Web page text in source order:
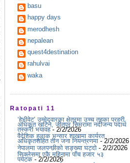
basu
happy days
merodhesh
nepalean
quest4destination
rahulvai
waka
Ratopati 11
‘हेभीवेट’ उम्मेदवारका क्षेत्रमा उच्च तहका प्रहरी
अधिकृत खटिने, जीतपुर सिमरामा नदीजन्य पदार्थ
तस्करी भयावह- 2/2/2026
वैदेशिक हुलाक भन्सार शाखामा कार्यरत
अधिकृतसहित तीन जना नियन्त्रणमा - 2/2/2026
नेपालमा जलपन्छीको सङ्ख्या घट्दो - 2/2/2026
सिक्लेसमा एकै महिनामा पाँच हजार ५३
पर्यटक - 2/2/2026